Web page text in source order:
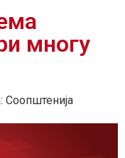
многу
Соопштенија